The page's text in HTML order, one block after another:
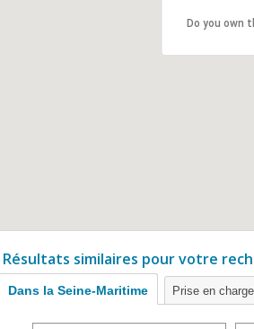
Do you own
Résultats similaires pour votre
Dans la Seine-Maritime Prise en